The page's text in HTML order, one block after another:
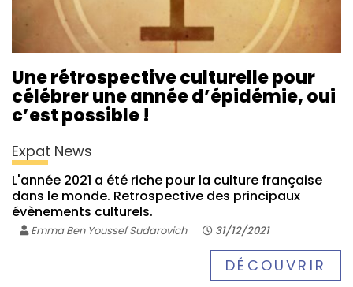
Une rétrospective culturelle pour
célébrer une année d’épidémie, oui
c’est possible !
Expat News
L'année 2021 a été riche pour la culture française
dans le monde. Retrospective des principaux
évènements culturels.
Emma Ben Youssef Sudarovich 31/12/2021
DÉCOUVRIR